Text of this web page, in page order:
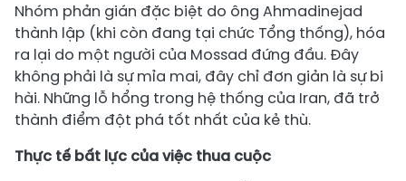
Nhóm phản gián đặc biệt do ông Ahmadinejad
thành lập (khi còn đang tại chức Tổng thống), hóa
ra lại do một người của Mossad đứng đầu. Đây
không phải là sự mỉa mai, đây chỉ đơn giản là sự bi
hài. Những lỗ hổng trong hệ thống của Iran, đã trở
thành điểm đột phá tốt nhất của kẻ thù.
Thực tế bất lực của việc thua cuộc